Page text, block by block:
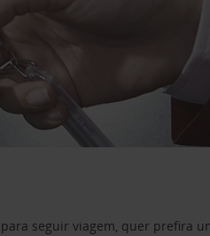
seguir viagem, quer prefira